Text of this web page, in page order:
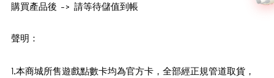
購買產品後 ->請等待儲值到帳
聲明：
1.本商城所售遊戲點數卡均為官方卡，全部經正規管道取貨，